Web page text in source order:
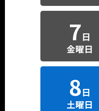
7日
金曜日
8日
土曜日